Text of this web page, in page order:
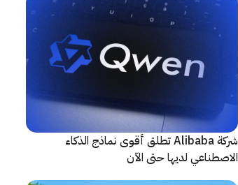
شركة Alibaba تطلق أقوى نماذج الذكاء
الاصطناعي لديها حتى الآن